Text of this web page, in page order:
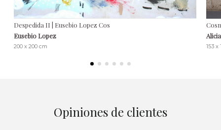
Despedida II | Eusebio Lopez Cos
Eusebio Lopez
200 x 200 cm 153 x
Opiniones de clientes